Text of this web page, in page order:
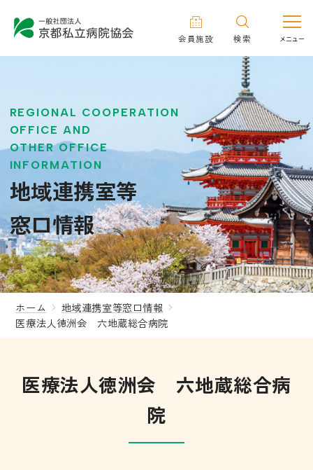
会員施設 検索
REGIONAL COOPERATION
OFFICE AND
OTHER OFFICE
INFORMATION
地域連携室等
窓口情報
ホーム
地域連携室等窓口情報
医療法人徳洲会 六地蔵総合病院
医療法人徳洲会 六地蔵総合病
院